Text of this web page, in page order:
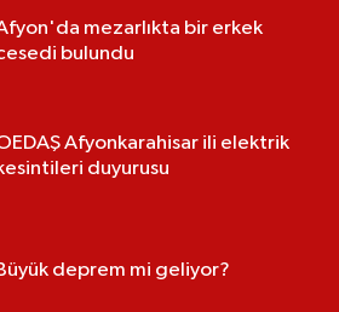
mezarlıkta bir erkek
bulundu
Afyonkarahisar ili elektrik
duyurusu
deprem mi geliyor?